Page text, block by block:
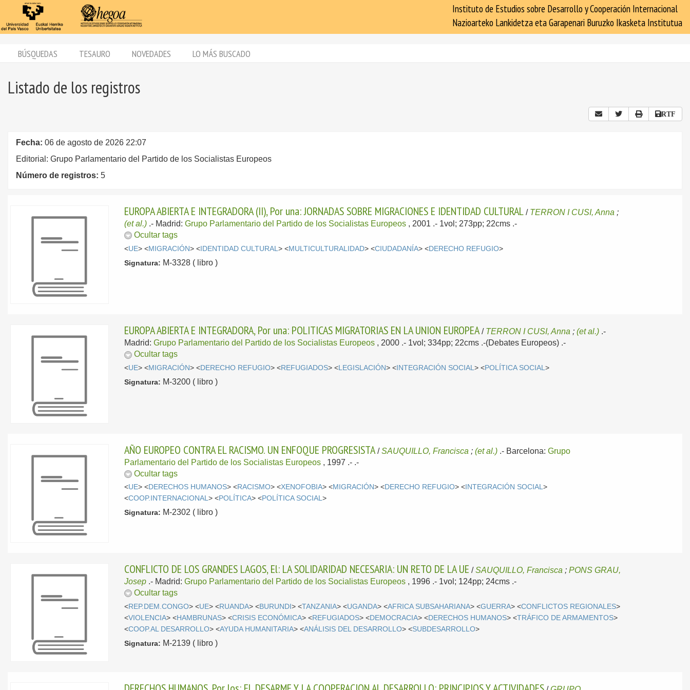
Instituto de Estudios sobre Desarrollo y Cooperación Internacional
Nazioarteko Lankidetza eta Garapenari Buruzko Ikasketa Institutua
BÚSQUEDAS TESAURO NOVEDADES LO MÁS BUSCADO
Listado de los registros
RTF
Fecha: 06 de agosto de 2026 22:07
Editorial: Grupo Parlamentario del Partido de los Socialistas Europeos
Número de registros: 5
EUROPA ABIERTA E INTEGRADORA (II), Por una: JORNADAS SOBRE MIGRACIONES E IDENTIDAD CULTURAL / TERRON I CUSI, Anna ;
(et al.) .- Madrid:Grupo Parlamentario del Partido de los Socialistas Europeos , 2001 .- 1vol; 273pp; 22cms .-
Ocultar tags
<UE> <MIGRACIÓN> <IDENTIDAD CULTURAL> <MULTICULTURALIDAD> <CIUDADANÍA> <DERECHO REFUGIO>
Signatura: M-3328 ( libro )
EUROPA ABIERTA E INTEGRADORA, Por una: POLITICAS MIGRATORIAS EN LA UNION EUROPEA / TERRON I CUSI, Anna ;(et al.) .-
Madrid:Grupo Parlamentario del Partido de los Socialistas Europeos , 2000 .- 1vol; 334pp; 22cms .-(Debates Europeos) .-
Ocultar tags
<UE> <MIGRACIÓN> <DERECHO REFUGIO> <REFUGIADOS> < LEGISLACIÓN> < INTEGRACIÓN SOCIAL> <POLÍTICA SOCIAL>
Signatura: M-3200 ( libro )
AÑO EUROPEO CONTRA EL RACISMO. UN ENFOQUE PROGRESISTA /SAUQUILLO, Francisca ;(et al.) .- Barcelona:Grupo
Parlamentario del Partido de los Socialistas Europeos , 1997 .- .-
Ocultar tags
<UE> <DERECHOS HUMANOS> <RACISMO> <XENOFOBIA> <MIGRACIÓN> <DERECHO REFUGIO> < INTEGRACIÓN SOCIAL>
<COOP.INTERNACIONAL> <POLÍTICA> <POLÍTICA SOCIAL>
Signatura: M-2302 ( libro )
CONFLICTO DE LOS GRANDES LAGOS, El: LA SOLIDARIDAD NECESARIA: UN RETO DE LA UE /SAUQUILLO, Francisca ;PONS GRAU,
Josep .- Madrid:Grupo Parlamentario del Partido de los Socialistas Europeos , 1996 .- 1vol; 124pp; 24cms .-
Ocultar tags
<REP.DEM.CONGO> <UE> <RUANDA> <BURUNDI> <TANZANIA> <UGANDA> <AFRICA SUBSAHARIANA> <GUERRA> <CONFLICTOS REGIONALES>
<VIOLENCIA> <HAMBRUNAS> <CRISIS ECONÓMICA> <REFUGIADOS> <DEMOCRACIA> <DERECHOS HUMANOS> <TRÁFICO DE ARMAMENTOS>
<COOP.AL DESARROLLO> <AYUDA HUMANITARIA> <ANÁLISIS DEL DESARROLLO> <SUBDESARROLLO>
Signatura: M-2139 ( libro )